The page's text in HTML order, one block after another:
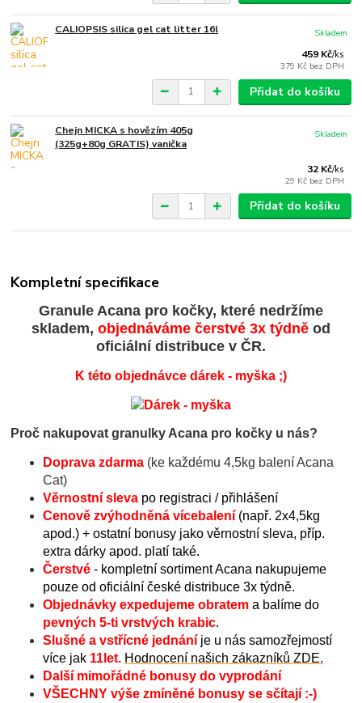
CALIOPSIS silica gel cat litter 16l
459 Kč/ks
379 Kč bez DPH
Skladem
Přidat do košíku
Chejn MICKA s hovězím 405g
(325g+80g GRATIS) vanička
32 Kč/ks
29 Kč bez DPH
Skladem
Přidat do košíku
Kompletní specifikace
Granule Acana pro kočky, které nedržíme
skladem, objednáváme čerstvé 3x týdně od
oficiální distribuce v ČR.
K této objednávce dárek - myška ;)
Proč nakupovat granulky Acana pro kočky u nás?
Doprava zdarma (ke každému 4,5kg balení Acana
Cat)
Věrnostní sleva po registraci / přihlášení
Cenově zvýhodněná vícebalení (např. 2x4,5kg
apod.) + ostatní bonusy jako věrnostní sleva, příp.
extra dárky apod. platí také.
Čerstvé - kompletní sortiment Acana nakupujeme
pouze od oficiální české distribuce 3x týdně.
Objednávky expedujeme obratem a balíme do
pevných 5-ti vrstvých krabic.
Slušné a vstřícné jednání je u nás samozřejmostí
více jak 11let. Hodnocení našich zákazníků ZDE.
Další mimořádné bonusy do vyprodání
VŠECHNY výše zmíněné bonusy se sčítají :-)